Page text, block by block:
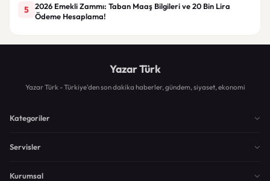
5
2026 Emekli Zammı: Taban Maaş Bilgileri ve 20 Bin Lira
Ödeme Hesaplama!
Yazar Türk
Yazar Türk - Türkiye'den son dakika haberler, gündem, siyaset, ekonomi
Kategoriler
Servisler
Kurumsal